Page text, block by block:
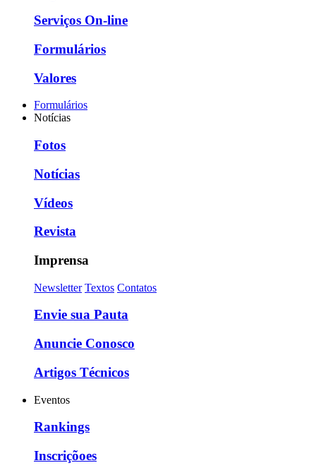
Serviços On-line
Formulários
Valores
Formulários
Notícias
Fotos
Notícias
Vídeos
Revista
Imprensa
Newsletter Textos Contatos
Envie sua Pauta
Anuncie Conosco
Artigos Técnicos
Eventos
Rankings
Inscriçõoes